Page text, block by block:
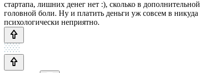
стартапа, лишних денег нет :), сколько в дополнительной
головной боли. Ну и платить деньги уж совсем в никуда
психологически неприятно.